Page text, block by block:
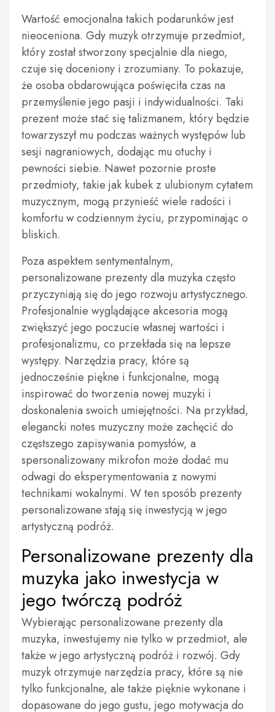
Wartość emocjonalna takich podarunków jest
nieoceniona. Gdy muzyk otrzymuje przedmiot,
który został stworzony specjalnie dla niego,
czuje się doceniony i zrozumiany. To pokazuje,
że osoba obdarowująca poświęciła czas na
przemyślenie jego pasji i indywidualności. Taki
prezent może stać się talizmanem, który będzie
towarzyszył mu podczas ważnych występów lub
sesji nagraniowych, dodając mu otuchy i
pewności siebie. Nawet pozornie proste
przedmioty, takie jak kubek z ulubionym cytatem
muzycznym, mogą przynieść wiele radości i
komfortu w codziennym życiu, przypominając o
bliskich.
Poza aspektem sentymentalnym,
personalizowane prezenty dla muzyka często
przyczyniają się do jego rozwoju artystycznego.
Profesjonalnie wyglądające akcesoria mogą
zwiększyć jego poczucie własnej wartości i
profesjonalizmu, co przekłada się na lepsze
występy. Narzędzia pracy, które są
jednocześnie piękne i funkcjonalne, mogą
inspirować do tworzenia nowej muzyki i
doskonalenia swoich umiejętności. Na przykład,
elegancki notes muzyczny może zachęcić do
częstszego zapisywania pomysłów, a
spersonalizowany mikrofon może dodać mu
odwagi do eksperymentowania z nowymi
technikami wokalnymi. W ten sposób prezenty
personalizowane stają się inwestycją w jego
artystyczną podróż.
Personalizowane prezenty dla
muzyka jako inwestycja w
jego twórczą podróż
Wybierając personalizowane prezenty dla
muzyka, inwestujemy nie tylko w przedmiot, ale
także w jego artystyczną podróż i rozwój. Gdy
muzyk otrzymuje narzędzia pracy, które są nie
tylko funkcjonalne, ale także pięknie wykonane i
dopasowane do jego gustu, jego motywacja do